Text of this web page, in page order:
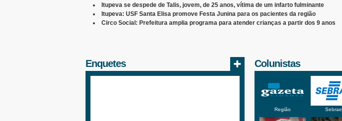
Itupeva se despede de Talis, jovem, de 25 anos, vítima de um infarto fulminante
Itupeva: USF Santa Elisa promove Festa Junina para os pacientes da região
Circo Social: Prefeitura amplia programa para atender crianças a partir dos 9 anos
Enquetes Colunistas
Região Sebrae